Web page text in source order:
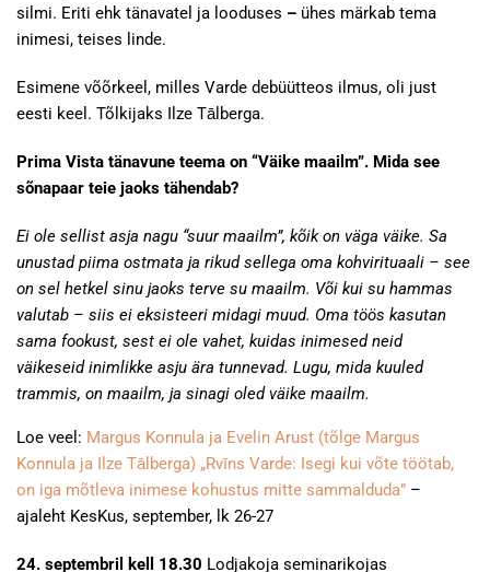
silmi. Eriti ehk tänavatel ja looduses – ühes märkab tema
inimesi, teises linde.
Esimene võõrkeel, milles Varde debüütteos ilmus, oli just
eesti keel. Tõlkijaks Ilze Tālberga.
Prima Vista tänavune teema on “Väike maailm”. Mida see
sõnapaar teie jaoks tähendab?
Ei ole sellist asja nagu “suur maailm”, kõik on väga väike. Sa
unustad piima ostmata ja rikud sellega oma kohvirituaali – see
on sel hetkel sinu jaoks terve su maailm. Või kui su hammas
valutab – siis ei eksisteeri midagi muud. Oma töös kasutan
sama fookust, sest ei ole vahet, kuidas inimesed neid
väikeseid inimlikke asju ära tunnevad. Lugu, mida kuuled
trammis, on maailm, ja sinagi oled väike maailm.
Loe veel: Margus Konnula ja Evelin Arust (tõlge Margus
Konnula ja Ilze Tālberga) „Rvīns Varde: Isegi kui võte töötab,
on iga mõtleva inimese kohustus mitte sammalduda” –
ajaleht KesKus, september, lk 26-27
24. septembril kell 18.30 Lodjakoja seminarikojas